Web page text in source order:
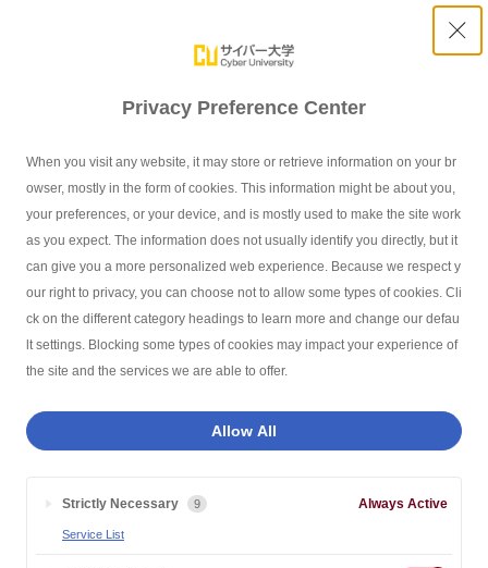
Privacy Preference Center
When you visit any website, it may store or retrieve information on your br
owser, mostly in the form of cookies. This information might be about you,
your preferences, or your device, and is mostly used to make the site work
as you expect. The information does not usually identify you directly, but it
can give you a more personalized web experience. Because we respect y
our right to privacy, you can choose not to allow some types of cookies. Cli
ck on the different category headings to learn more and change our defau
lt settings. Blocking some types of cookies may impact your experience of
the site and the services we are able to offer.
Allow All
Strictly Necessary 9 Always Active
Service List
ソフトバンク『就活インターン』
について
サイバー大学TOP 就職支援・キャリア 就職支援（新卒・第二新卒採用
最短距離でソフトバンクへ